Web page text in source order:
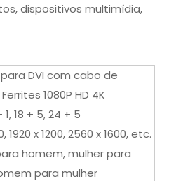
dispositivos multimídia,
DVI com cabo de
1080P HD 4K
1, 18 + 5, 24 + 5
1920 x 1200, 2560 x 1600, etc.
homem, mulher para
para mulher